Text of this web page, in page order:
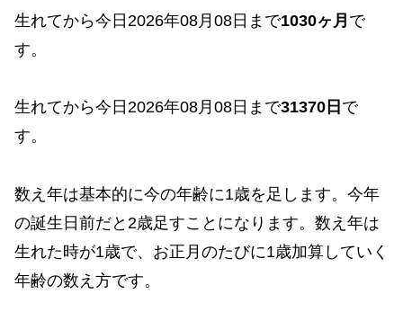
生れてから今日2026年08月08日まで1030ヶ月 で
す。
生れてから今日2026年08月08日まで31370日 で
す。
数え年は基本的に今の年齢に1歳を足します。今年
の誕生日前だと2歳足すことになります。数え年は
生れた時が1歳で、お正月のたびに1歳加算していく
年齢の数え方です。